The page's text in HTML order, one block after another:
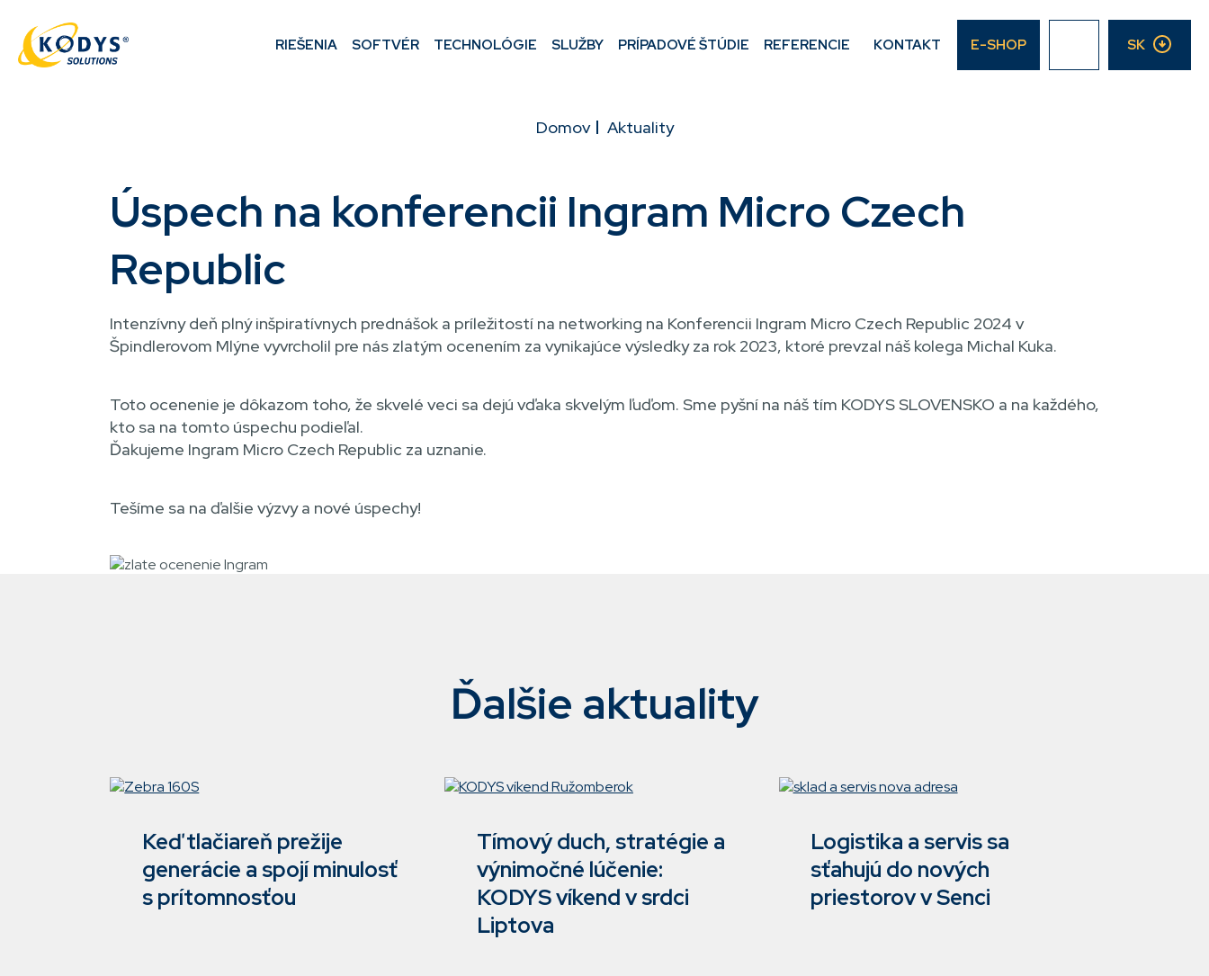
hlavnímu
obsahu
MAIN
RIEŠENIA SOFTVÉR TECHNOLÓGIE SLUŽBY PRÍPADOVÉ ŠTÚDIE REFERENCIE KONTAKT E-SHOP SK
Domov Aktuality
Úspech na konferencii Ingram Micro Czech
Republic
Intenzívny deň plný inšpiratívnych prednášok a príležitostí na networking na Konferencii Ingram Micro Czech Republic 2024 v
Špindlerovom Mlýne vyvrcholil pre nás zlatým ocenením za vynikajúce výsledky za rok 2023, ktoré prevzal náš kolega Michal Kuka.
Toto ocenenie je dôkazom toho, že skvelé veci sa dejú vďaka skvelým ľuďom. Sme pyšní na náš tím KODYS SLOVENSKO a na každého,
kto sa na tomto úspechu podieľal.
Ďakujeme Ingram Micro Czech Republic za uznanie.
Tešíme sa na ďalšie výzvy a nové úspechy!
Ďalšie aktuality
Keď tlačiareň prežije
generácie a spojí minulosť
s prítomnosťou
Tímový duch, stratégie a
výnimočné lúčenie:
KODYS víkend v srdci
Liptova
Logistika a servis sa
sťahujú do nových
priestorov v Senci